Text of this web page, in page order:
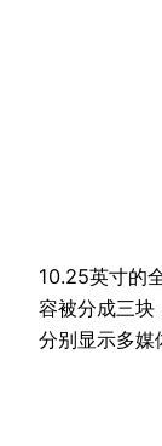
10.25英寸的
容被分成三块
分别显示多媒